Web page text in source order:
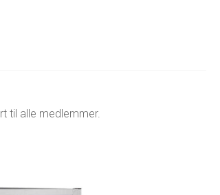
til alle medlemmer.